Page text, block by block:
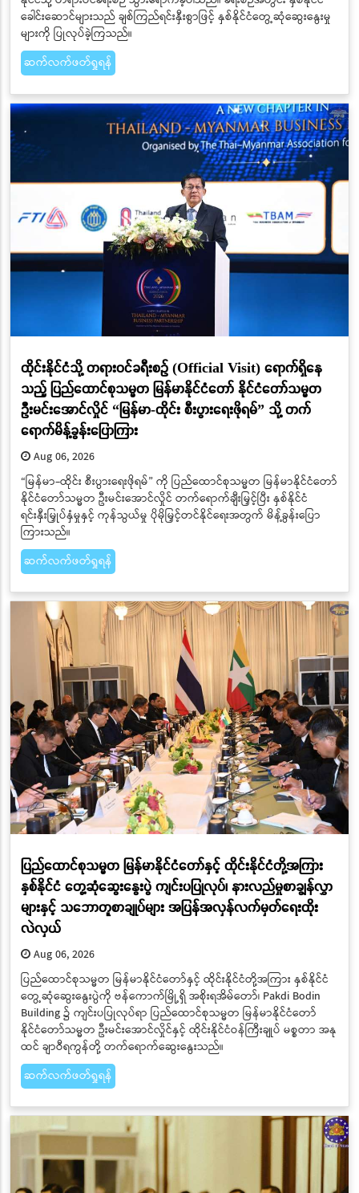
ခေါင်းဆောင်များသည် ချစ်ကြည်ရင်းနှီးစွာဖြင့် နှစ်နိုင်ငံတွေ့ဆုံဆွေးနွေးမှု
များကို ပြုလုပ်ခဲ့ကြသည်။
ဆက်လက်ဖတ်ရှုရန်
ထိုင်းနိုင်ငံသို့ တရားဝင်ခရီးစဉ် (Official Visit) ရောက်ရှိနေ
သည့် ပြည်ထောင်စုသမ္မတ မြန်မာနိုင်ငံတော် နိုင်ငံတော်သမ္မတ
ဦးမင်းအောင်လှိုင် “မြန်မာ-ထိုင်း စီးပွားရေးဖိုရမ်” သို့ တက်
ရောက်မိန့်ခွန်းပြောကြား
Aug 06, 2026
“မြန်မာ-ထိုင်း စီးပွားရေးဖိုရမ်” ကို ပြည်ထောင်စုသမ္မတ မြန်မာနိုင်ငံတော်
နိုင်ငံတော်သမ္မတ ဦးမင်းအောင်လှိုင် တက်ရောက်ချီးမြှင့်ပြီး နှစ်နိုင်ငံ
ရင်းနှီးမြှုပ်နှံမှုနှင့် ကုန်သွယ်မှု ပိုမိုမြှင့်တင်နိုင်ရေးအတွက် မိန့်ခွန်းပြော
ကြားသည်။
ဆက်လက်ဖတ်ရှုရန်
ပြည်ထောင်စုသမ္မတ မြန်မာနိုင်ငံတော်နှင့် ထိုင်းနိုင်ငံတို့အကြား
နှစ်နိုင်ငံ တွေ့ဆုံဆွေးနွေးပွဲ ကျင်းပပြုလုပ်၊ နားလည်မှုစာချွန်လွှာ
များနှင့် သဘောတူစာချုပ်များ အပြန်အလှန်လက်မှတ်ရေးထိုး
လဲလှယ်
Aug 06, 2026
ပြည်ထောင်စုသမ္မတ မြန်မာနိုင်ငံတော်နှင့် ထိုင်းနိုင်ငံတို့အကြား နှစ်နိုင်ငံ
တွေ့ဆုံဆွေးနွေးပွဲကို ဗန်ကောက်မြို့ရှိ အစိုးရအိမ်တော်၊ Pakdi Bodin
Building ၌ ကျင်းပပြုလုပ်ရာ ပြည်ထောင်စုသမ္မတ မြန်မာနိုင်ငံတော်
နိုင်ငံတော်သမ္မတ ဦးမင်းအောင်လှိုင်နှင့် ထိုင်းနိုင်ငံဝန်ကြီးချုပ် မစ္စတာ အနု
ထင် ချာဝီရကွန်တို့ တက်ရောက်ဆွေးနွေးသည်။
ဆက်လက်ဖတ်ရှုရန်